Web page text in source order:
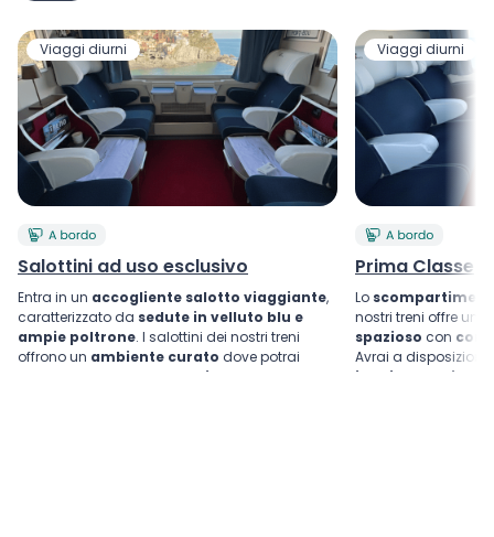
Viaggi diurni
Salottini ad uso esclusivo
Entra in un accogliente salotto viaggiante,
caratterizzato da sedute in velluto blu e
ampie poltrone. I salottini dei nostri treni
offrono un ambiente curato dove potrai
privacy
Viaggi diurni
Prima Classe
Lo
nostri treni offre un
spazioso con
Avrai a
i tuoi bagagli